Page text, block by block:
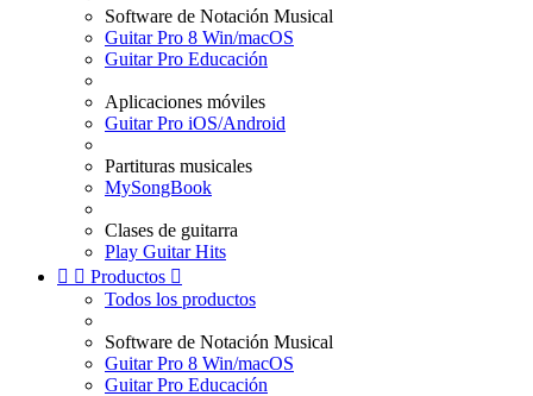
Software de Notación Musical
Guitar Pro 8 Win/macOS
Guitar Pro Educación
Aplicaciones móviles
Guitar Pro iOS/Android
Partituras musicales
MySongBook
Clases de guitarra
Play Guitar Hits
  Productos 
Todos los productos
Software de Notación Musical
Guitar Pro 8 Win/macOS
Guitar Pro Educación